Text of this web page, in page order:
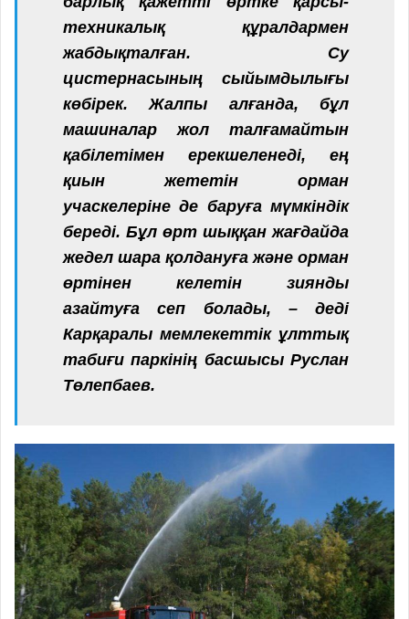
техникалық құралдармен
жабдықталған. Су
цистернасының сыйымдылығы
көбірек. Жалпы алғанда, бұл
машиналар жол талғамайтын
қабілетімен ерекшеленеді, ең
қиын жететін орман
учаскелеріне де баруға мүмкіндік
береді. Бұл өрт шыққан жағдайда
жедел шара қолдануға және орман
өртінен келетін зиянды
азайтуға сеп болады, – деді
Карқаралы мемлекеттік ұлттық
табиғи паркінің басшысы Руслан
Төлепбаев.